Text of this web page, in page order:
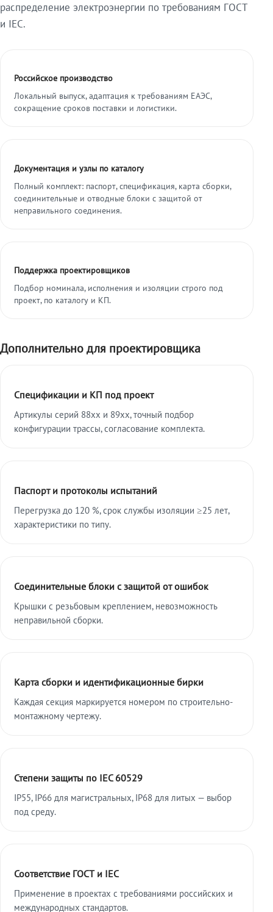
распределение электроэнергии по требованиям ГОСТ
и IEC.
Российское производство
Локальный выпуск, адаптация к требованиям ЕАЭС,
сокращение сроков поставки и логистики.
Документация и узлы по каталогу
Полный комплект: паспорт, спецификация, карта сборки,
соединительные и отводные блоки с защитой от
неправильного соединения.
Поддержка проектировщиков
Подбор номинала, исполнения и изоляции строго под
проект, по каталогу и КП.
Дополнительно для проектировщика
Спецификации и КП под проект
Артикулы серий 88xx и 89xx, точный подбор
конфигурации трассы, согласование комплекта.
Паспорт и протоколы испытаний
Перегрузка до 120 %, срок службы изоляции ≥25 лет,
характеристики по типу.
Соединительные блоки с защитой от ошибок
Крышки с резьбовым креплением, невозможность
неправильной сборки.
Карта сборки и идентификационные бирки
Каждая секция маркируется номером по строительно-
монтажному чертежу.
Степени защиты по IEC 60529
IP55, IP66 для магистральных, IP68 для литых — выбор
под среду.
Соответствие ГОСТ и IEC
Применение в проектах с требованиями российских и
международных стандартов.